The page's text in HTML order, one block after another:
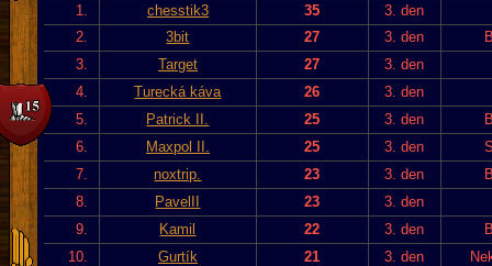
1.
chesstik3 35
3. den
2.
3bit 27 3. den
3.
Target 27
3. den
4.
Turecká káva 26
3. den
5.
Patrick II. 25 3. den
6.
Maxpol II. 25 3. den
7.
noxtrip. 23 3. den
8.
PavelII 23
3. den
9.
Kamil 22 3. den
10.
Gurtík 21 3. den